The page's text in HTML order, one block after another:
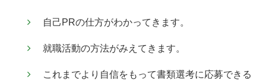
自己PRの仕方がわかってきます。
就職活動の方法がみえてきます。
これまでより自信をもって書類選考に応募できる